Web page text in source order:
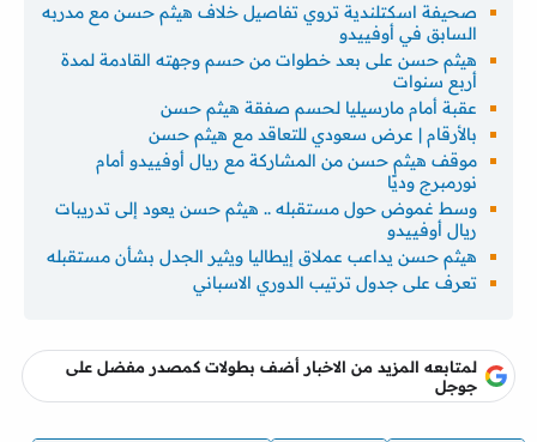
صحيفة اسكتلندية تروي تفاصيل خلاف هيثم حسن مع مدربه
السابق في أوفييدو
هيثم حسن على بعد خطوات من حسم وجهته القادمة لمدة
أربع سنوات
عقبة أمام مارسيليا لحسم صفقة هيثم حسن
بالأرقام | عرض سعودي للتعاقد مع هيثم حسن
موقف هيثم حسن من المشاركة مع ريال أوفييدو أمام
نورمبرج وديًا
وسط غموض حول مستقبله .. هيثم حسن يعود إلى تدريبات
ريال أوفييدو
هيثم حسن يداعب عملاق إيطاليا ويثير الجدل بشأن مستقبله
تعرف على جدول ترتيب الدوري الاسباني
لمتابعه المزيد من الاخبار أضف بطولات كمصدر مفضل على
جوجل